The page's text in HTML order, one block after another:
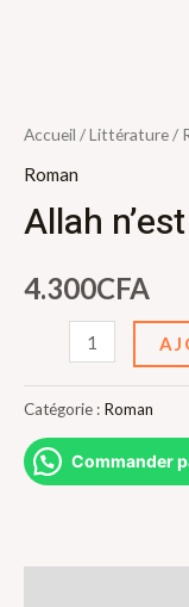
Accueil /Littérature/
Roman
Allah
4.300CFA
quantité
Allah
obligé
Catégorie : Roman
Commander